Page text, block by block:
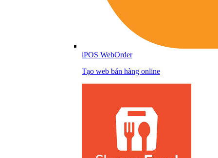
iPOS WebOrder
Tạo web bán hàng online